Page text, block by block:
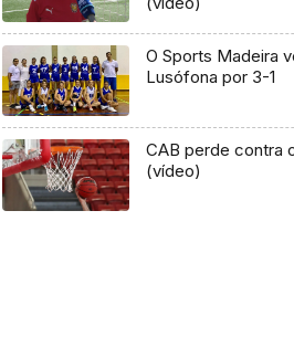
O Sports Madeira
Lusófona por 3-1
CAB perde contra
(vídeo)